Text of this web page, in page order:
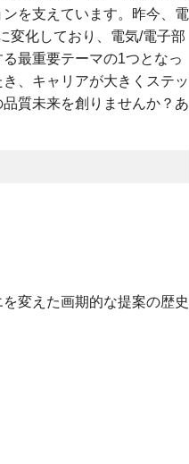
を支えています。昨今、電
変化しており、電気/電子部
最重要テーマの1つとなっ
、キャリアが大きくステッ
質未来を創りませんか？あ
変えた画期的な提案の歴史